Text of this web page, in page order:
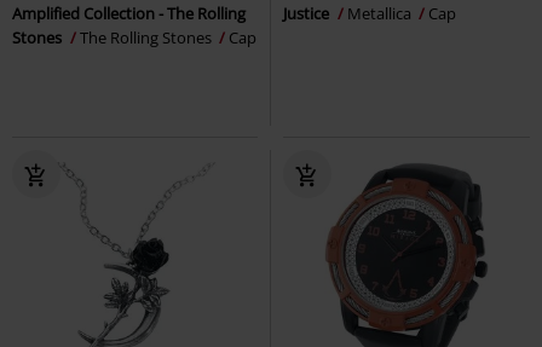
Amplified Collection - The Rolling
Stones
The Rolling Stones Cap
Justice Metallica Cap